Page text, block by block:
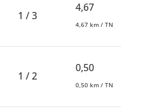
1 / 3
4,67
4,67 km / TN
1 / 2
0,50
0,50 km / TN